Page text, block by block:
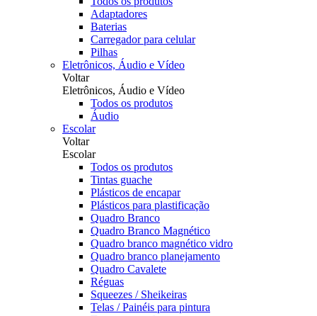
Adaptadores
Baterias
Carregador para celular
Pilhas
Eletrônicos, Áudio e Vídeo
Voltar
Eletrônicos, Áudio e Vídeo
Todos os produtos
Áudio
Escolar
Voltar
Escolar
Todos os produtos
Tintas guache
Plásticos de encapar
Plásticos para plastificação
Quadro Branco
Quadro Branco Magnético
Quadro branco magnético vidro
Quadro branco planejamento
Quadro Cavalete
Réguas
Squeezes / Sheikeiras
Telas / Painéis para pintura